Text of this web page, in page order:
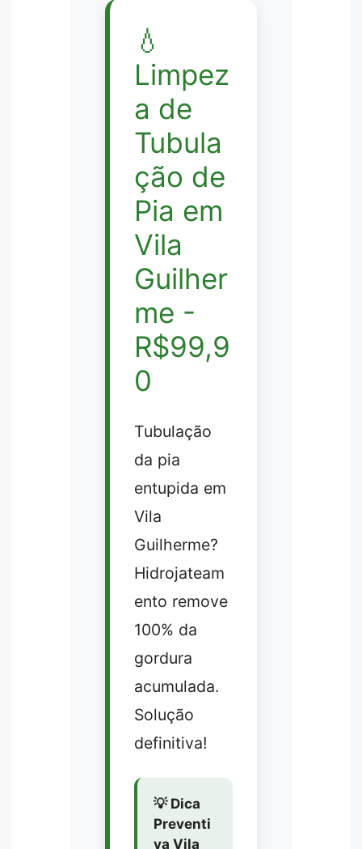
💧
Limpez
a de
Tubula
ção de
Pia em
Vila
Guilher
me -
R$99,9
0
Tubulação
da pia
entupida em
Vila
Guilherme?
Hidrojateam
ento remove
100% da
gordura
acumulada.
Solução
definitiva!
💡 Dica
Preventi
va Vila